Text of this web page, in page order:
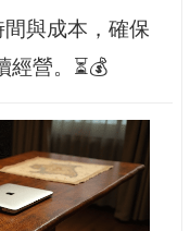
與成本，確保
經營。⏳💰